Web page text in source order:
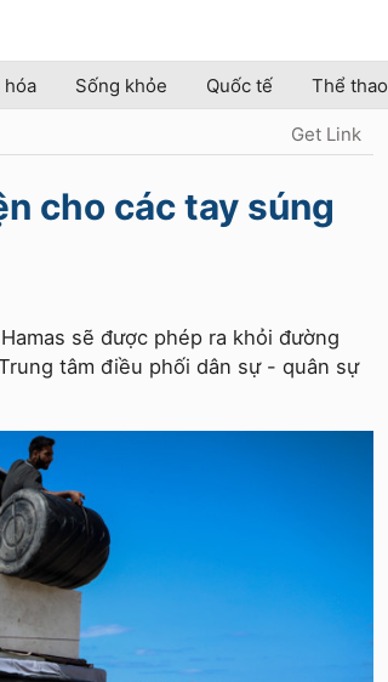
hóa Sống khỏe Quốc tế Thể thao
Get Link
cho các tay súng
sẽ được phép ra khỏi đường
tâm điều phối dân sự - quân sự